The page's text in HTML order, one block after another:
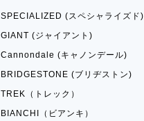
SPECIALIZED (スペシャライズド)
GIANT (ジャイアント)
Cannondale (キャノンデール)
BRIDGESTONE (ブリヂストン)
TREK（トレック）
BIANCHI（ビアンキ）